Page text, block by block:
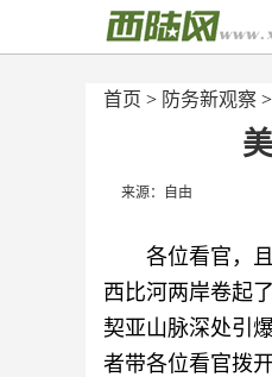
首页 > 防务新观察
来源：自由
各位看官，
西比河两岸卷起
契亚山脉深处引
者带各位看官拨